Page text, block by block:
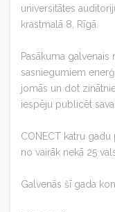
universitātes
krastmalā 8, Rīgā.
Pasākuma
sasniegumiem
jomās un dot
iespēju publicēt
CONECT katru
no vairāk nekā 25
Galvenās šī gada